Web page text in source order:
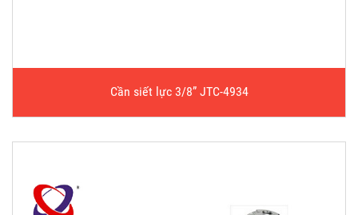
Cần siết lực 3/8” JTC-4934